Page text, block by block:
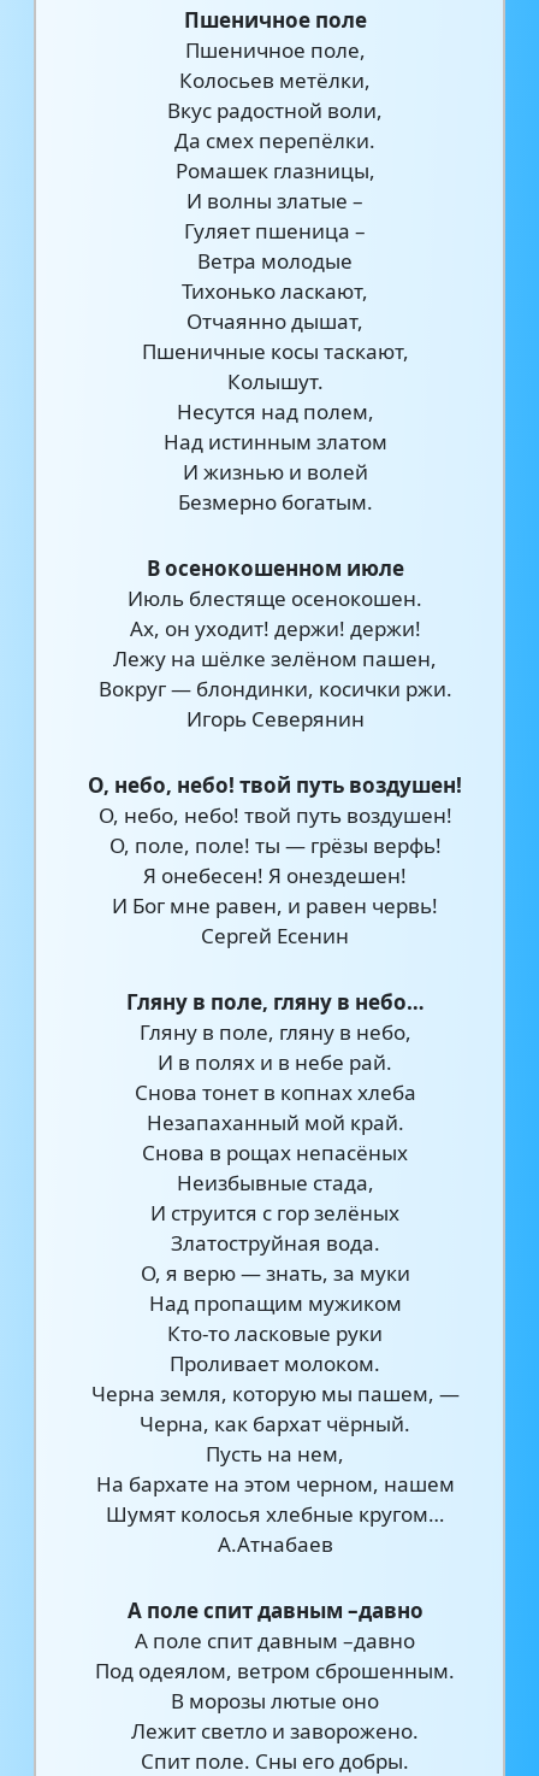
Пшеничное поле
Пшеничное поле,
Колосьев метёлки,
Вкус радостной воли,
Да смех перепёлки.
Ромашек глазницы,
И волны златые –
Гуляет пшеница –
Ветра молодые
Тихонько ласкают,
Отчаянно дышат,
Пшеничные косы таскают,
Колышут.
Несутся над полем,
Над истинным златом
И жизнью и волей
Безмерно богатым.
В осенокошенном июле
Июль блестяще осенокошен.
Ах, он уходит! держи! держи!
Лежу на шёлке зелёном пашен,
Вокруг — блондинки, косички ржи.
Игорь Северянин
О, небо, небо! твой путь воздушен!
О, небо, небо! твой путь воздушен!
О, поле, поле! ты — грёзы верфь!
Я онебесен! Я онездешен!
И Бог мне равен, и равен червь!
Сергей Есенин
Гляну в поле, гляну в небо…
Гляну в поле, гляну в небо,
И в полях и в небе рай.
Снова тонет в копнах хлеба
Незапаханный мой край.
Снова в рощах непасёных
Неизбывные стада,
И струится с гор зелёных
Златоструйная вода.
О, я верю — знать, за муки
Над пропащим мужиком
Кто-то ласковые руки
Проливает молоком.
Черна земля, которую мы пашем, —
Черна, как бархат чёрный.
Пусть на нем,
На бархате на этом черном, нашем
Шумят колосья хлебные кругом…
А.Атнабаев
А поле спит давным –давно
А поле спит давным –давно
Под одеялом, ветром сброшенным.
В морозы лютые оно
Лежит светло и заворожено.
Спит поле. Сны его добры.